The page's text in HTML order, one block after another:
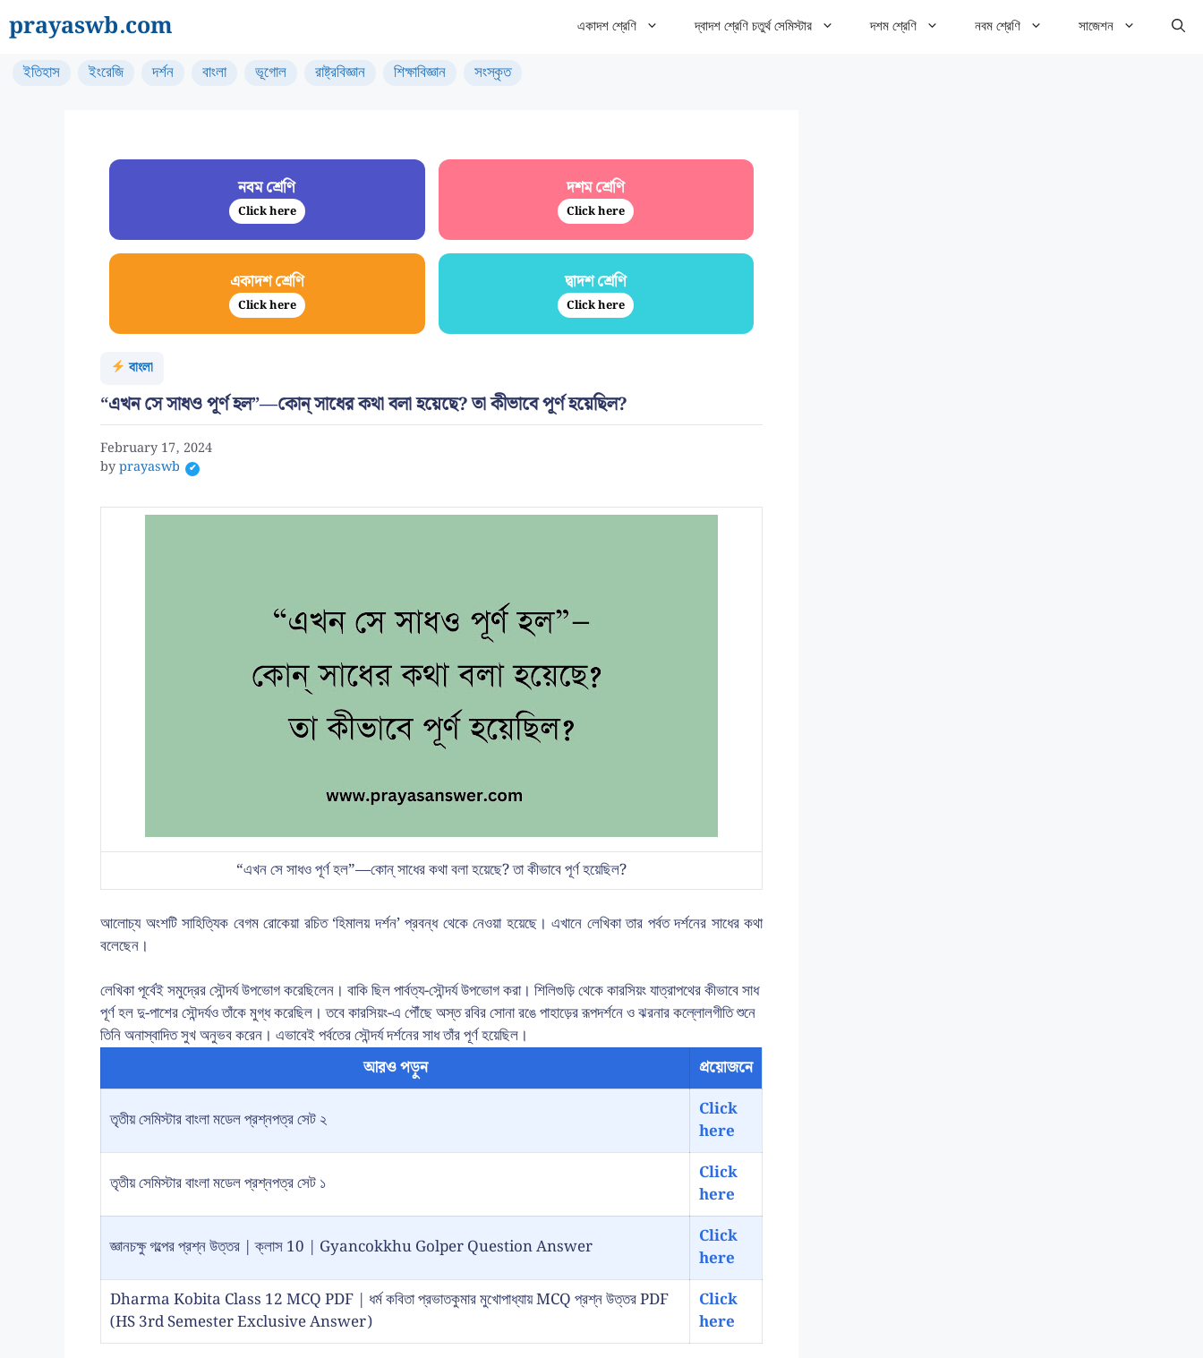
to
content
prayaswb.com একাদশ শ্রেণি দ্বাদশ শ্রেণি চতুর্থ সেমিস্টার দশম শ্রেণি নবম শ্রেণি সাজেশন
ইতিহাস ইংরেজি দর্শন বাংলা ভূগোল রাষ্ট্রবিজ্ঞান শিক্ষাবিজ্ঞান সংস্কৃত
নবম শ্রেণি
Click here
দশম শ্রেণি
Click here
একাদশ শ্রেণি
Click here
দ্বাদশ শ্রেণি
Click here
বাংলা
“এখন সে সাধও পূর্ণ হল”—কোন্ সাধের কথা বলা হয়েছে? তা কীভাবে পূর্ণ হয়েছিল?
February 17, 2024
byprayaswb
“এখন সে সাধও পূর্ণ হল”—কোন্ সাধের কথা বলা হয়েছে? তা কীভাবে পূর্ণ হয়েছিল?
আলোচ্য অংশটি সাহিত্যিক বেগম রোকেয়া রচিত ‘হিমালয় দর্শন’ প্রবন্ধ থেকে নেওয়া হয়েছে। এখানে লেখিকা তার পর্বত দর্শনের সাধের কথা
বলেছেন।
লেখিকা পূর্বেই সমুদ্রের সৌন্দর্য উপভোগ করেছিলেন। বাকি ছিল পার্বত্য-সৌন্দর্য উপভোগ করা। শিলিগুড়ি থেকে কারসিয়ং যাত্রাপথের কীভাবে সাধ
পূর্ণ হল দু-পাশের সৌন্দর্যও তাঁকে মুগ্ধ করেছিল। তবে কারসিয়ং-এ পৌঁছে অস্ত রবির সোনা রঙে পাহাড়ের রূপদর্শনে ও ঝরনার কল্লোলগীতি শুনে
তিনি অনাস্বাদিত সুখ অনুভব করেন। এভাবেই পর্বতের সৌন্দর্য দর্শনের সাধ তাঁর পূর্ণ হয়েছিল।
আরও পড়ুন
প্রয়োজনে
তৃতীয় সেমিস্টার বাংলা মডেল প্রশ্নপত্র সেট ২
Click
here
তৃতীয় সেমিস্টার বাংলা মডেল প্রশ্নপত্র সেট ১
Click
here
জ্ঞানচক্ষু গল্পের প্রশ্ন উত্তর | ক্লাস 10 | Gyancokkhu Golper Question Answer
Click
here
Dharma Kobita Class 12 MCQ PDF | ধর্ম কবিতা প্রভাতকুমার মুখোপাধ্যায় MCQ প্রশ্ন উত্তর PDF
(HS 3rd Semester Exclusive Answer)
Click
here